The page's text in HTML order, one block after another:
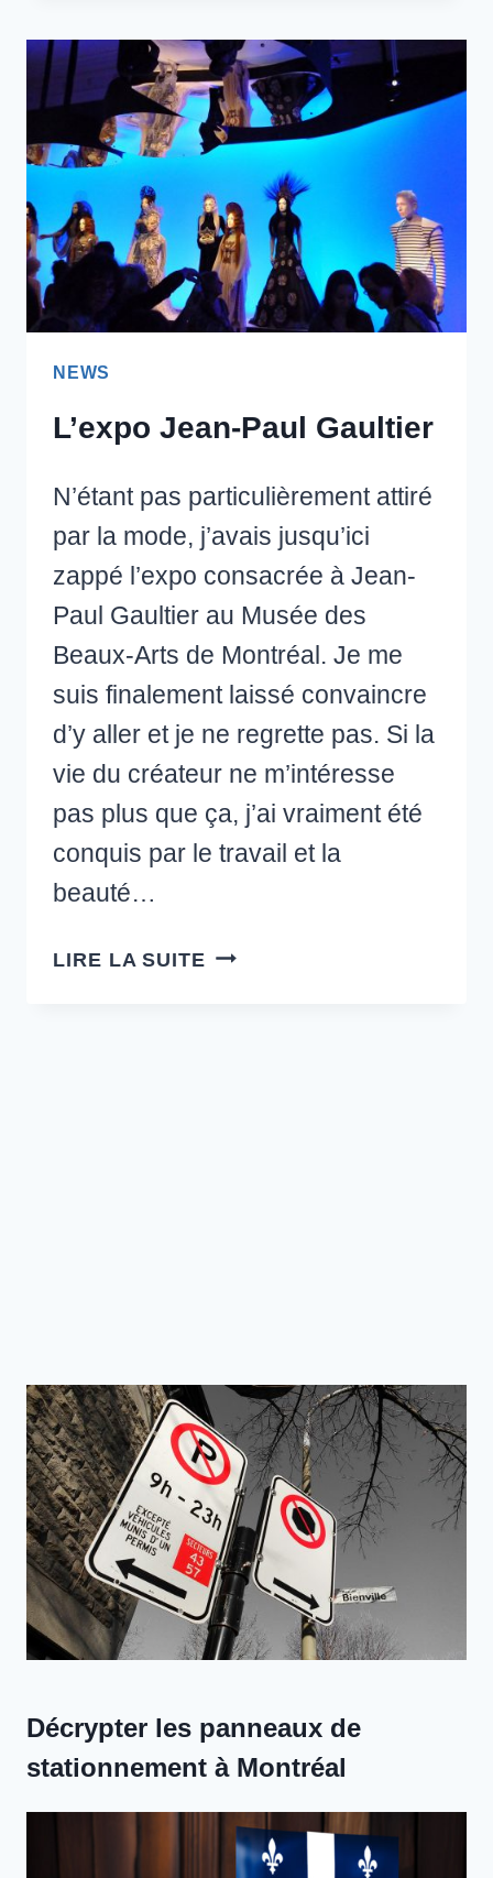
BEAUX-
ARTS
GRATUIT
PENDANT
LES
FÊTES
NEWS
L’expo Jean-Paul Gaultier
N’étant pas particulièrement attiré
par la mode, j’avais jusqu’ici
zappé l’expo consacrée à Jean-
Paul Gaultier au Musée des
Beaux-Arts de Montréal. Je me
suis finalement laissé convaincre
d’y aller et je ne regrette pas. Si la
vie du créateur ne m’intéresse
pas plus que ça, j’ai vraiment été
conquis par le travail et la
beauté…
LIRE LA SUITE L’EXPO
Décrypter les panneaux de
stationnement à Montréal